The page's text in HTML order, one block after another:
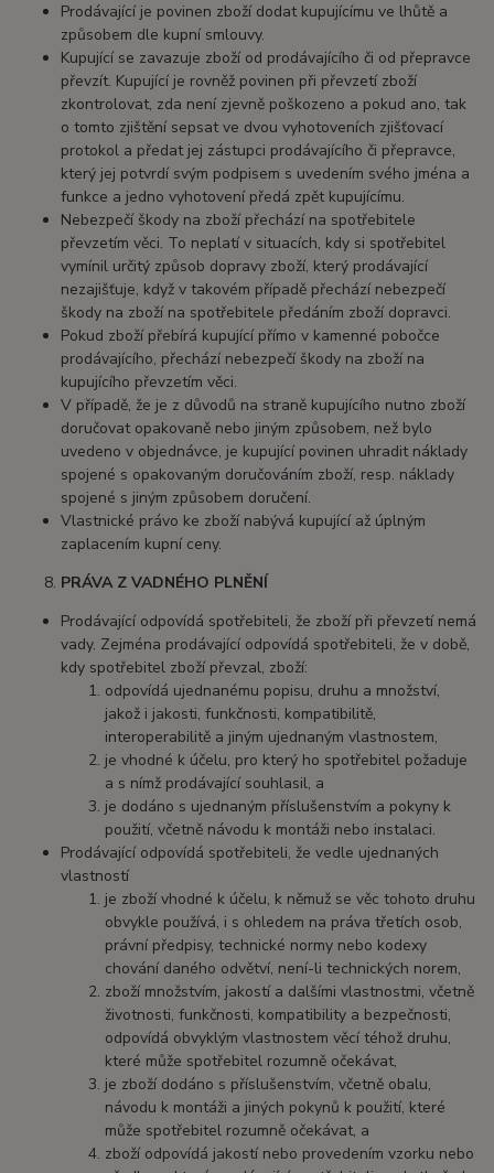
Prodávající je povinen zboží dodat kupujícímu ve lhůtě a
způsobem dle kupní smlouvy.
Kupující se zavazuje zboží od prodávajícího či od přepravce
převzít. Kupující je rovněž povinen při převzetí zboží
zkontrolovat, zda není zjevně poškozeno a pokud ano, tak
o tomto zjištění sepsat ve dvou vyhotoveních zjišťovací
protokol a předat jej zástupci prodávajícího či přepravce,
který jej potvrdí svým podpisem s uvedením svého jména a
funkce a jedno vyhotovení předá zpět kupujícímu.
Nebezpečí škody na zboží přechází na spotřebitele
převzetím věci. To neplatí v situacích, kdy si spotřebitel
vymínil určitý způsob dopravy zboží, který prodávající
nezajišťuje, když v takovém případě přechází nebezpečí
škody na zboží na spotřebitele předáním zboží dopravci.
Pokud zboží přebírá kupující přímo v kamenné pobočce
prodávajícího, přechází nebezpečí škody na zboží na
kupujícího převzetím věci.
V případě, že je z důvodů na straně kupujícího nutno zboží
doručovat opakovaně nebo jiným způsobem, než bylo
uvedeno v objednávce, je kupující povinen uhradit náklady
spojené s opakovaným doručováním zboží, resp. náklady
spojené s jiným způsobem doručení.
Vlastnické právo ke zboží nabývá kupující až úplným
zaplacením kupní ceny.
PRÁVA Z VADNÉHO PLNĚNÍ
Prodávající odpovídá spotřebiteli, že zboží při převzetí nemá
vady. Zejména prodávající odpovídá spotřebiteli, že v době,
kdy spotřebitel zboží převzal, zboží:
odpovídá ujednanému popisu, druhu a množství,
jakož i jakosti, funkčnosti, kompatibilitě,
interoperabilitě a jiným ujednaným vlastnostem,
je vhodné k účelu, pro který ho spotřebitel požaduje
a s nímž prodávající souhlasil, a
je dodáno s ujednaným příslušenstvím a pokyny k
použití, včetně návodu k montáži nebo instalaci.
Prodávající odpovídá spotřebiteli, že vedle ujednaných
vlastností
je zboží vhodné k účelu, k němuž se věc tohoto druhu
obvykle používá, i s ohledem na práva třetích osob,
právní předpisy, technické normy nebo kodexy
chování daného odvětví, není-li technických norem,
zboží množstvím, jakostí a dalšími vlastnostmi, včetně
životnosti, funkčnosti, kompatibility a bezpečnosti,
odpovídá obvyklým vlastnostem věcí téhož druhu,
které může spotřebitel rozumně očekávat,
je zboží dodáno s příslušenstvím, včetně obalu,
návodu k montáži a jiných pokynů k použití, které
může spotřebitel rozumně očekávat, a
zboží odpovídá jakostí nebo provedením vzorku nebo